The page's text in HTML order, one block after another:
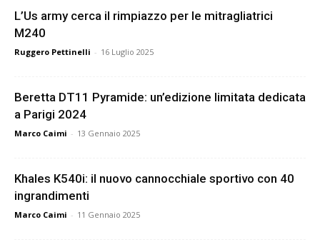
L’Us army cerca il rimpiazzo per le mitragliatrici
M240
Ruggero Pettinelli - 16 Luglio 2025
Beretta DT11 Pyramide: un’edizione limitata dedicata
a Parigi 2024
Marco Caimi - 13 Gennaio 2025
Khales K540i: il nuovo cannocchiale sportivo con 40
ingrandimenti
Marco Caimi - 11 Gennaio 2025